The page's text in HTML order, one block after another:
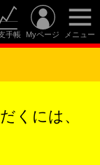
手帳 Myページ メニュー
くには、